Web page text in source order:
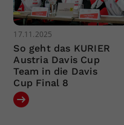
17.11.2025
So geht das KURIER
Austria Davis Cup
Team in die Davis
Cup Final 8